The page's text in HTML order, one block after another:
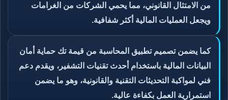
من الامتثال القانوني، مما يحمي الشركات من الغرامات
ويجعل العمليات المالية أكثر شفافية.
كما يضمن تصميم تطبيق المحاسبة من قيمة تك حماية أمان
البيانات المالية باستخدام أحدث تقنيات التشفير، ويقدم دعم
فني لمواكبة التحديثات التقنية والقانونية، وهو ما يضمن
استمرارية العمل بكفاءة عالية.